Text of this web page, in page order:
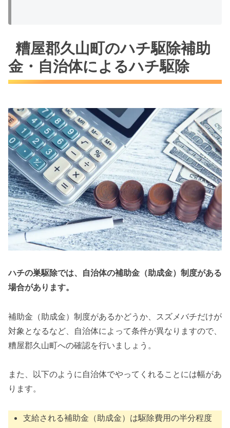
糟屋郡久山町のハチ駆除補助
金・自治体によるハチ駆除
ハチの巣駆除では、自治体の補助金（助成金）制度がある
場合があります。
補助金（助成金）制度があるかどうか、スズメバチだけが
対象となるなど、自治体によって条件が異なりますので、
糟屋郡久山町への確認を行いましょう。
また、以下のように自治体でやってくれることには幅があ
ります。
支給される補助金（助成金）は駆除費用の半分程度